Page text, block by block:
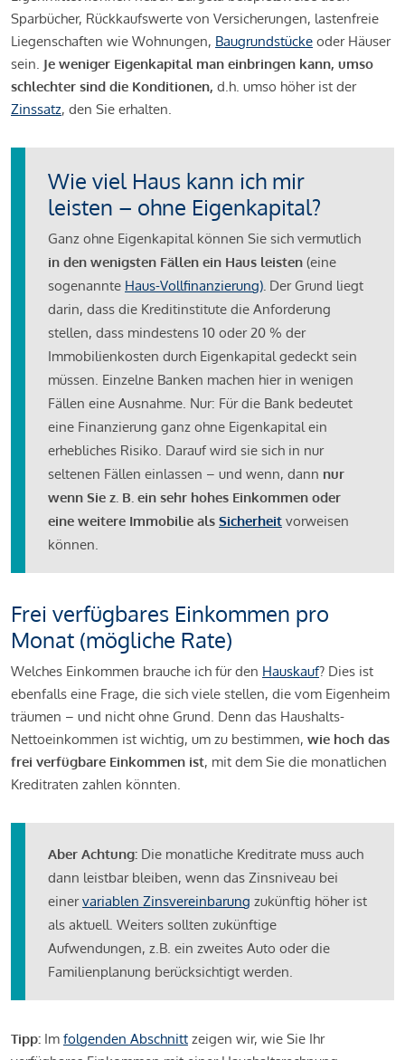
Sparbücher, Rückkaufswerte von Versicherungen, lastenfreie
Liegenschaften wie Wohnungen, Baugrundstücke oder Häuser
sein. Je weniger Eigenkapital man einbringen kann, umso
schlechter sind die Konditionen, d.h. umso höher ist der
Zinssatz, den Sie erhalten.
Wie viel Haus kann ich mir
leisten – ohne Eigenkapital?
Ganz ohne Eigenkapital können Sie sich vermutlich
in den wenigsten Fällen ein Haus leisten (eine
sogenannte Haus-Vollfinanzierung). Der Grund liegt
darin, dass die Kreditinstitute die Anforderung
stellen, dass mindestens 10 oder 20 % der
Immobilienkosten durch Eigenkapital gedeckt sein
müssen. Einzelne Banken machen hier in wenigen
Fällen eine Ausnahme. Nur: Für die Bank bedeutet
eine Finanzierung ganz ohne Eigenkapital ein
erhebliches Risiko. Darauf wird sie sich in nur
seltenen Fällen einlassen – und wenn, dann nur
wenn Sie z. B. ein sehr hohes Einkommen oder
eine weitere Immobilie als Sicherheit vorweisen
können.
Frei verfügbares Einkommen pro
Monat (mögliche Rate)
Welches Einkommen brauche ich für den Hauskauf? Dies ist
ebenfalls eine Frage, die sich viele stellen, die vom Eigenheim
träumen – und nicht ohne Grund. Denn das Haushalts-
Nettoeinkommen ist wichtig, um zu bestimmen, wie hoch das
frei verfügbare Einkommen ist, mit dem Sie die monatlichen
Kreditraten zahlen könnten.
Aber Achtung: Die monatliche Kreditrate muss auch
dann leistbar bleiben, wenn das Zinsniveau bei
einervariablen Zinsvereinbarung zukünftig höher ist
als aktuell. Weiters sollten zukünftige
Aufwendungen, z.B. ein zweites Auto oder die
Familienplanung berücksichtigt werden.
Tipp: Im folgenden Abschnitt zeigen wir, wie Sie Ihr